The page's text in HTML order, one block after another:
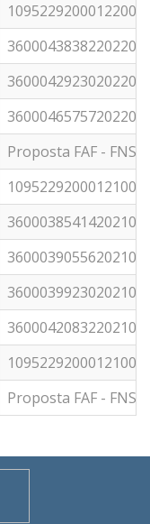
36000438382202200
36000429230202200
36000465757202200
Proposta FAF - FNS -
36000385414202100
36000390556202100
36000399230202100
36000420832202100
Proposta FAF - FNS -